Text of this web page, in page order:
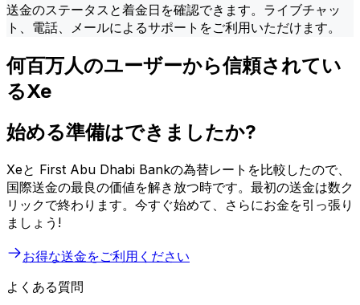
送金のステータスと着金日を確認できます。ライブチャッ
ト、電話、メールによるサポートをご利用いただけます。
何百万人のユーザーから信頼されてい
るXe
始める準備はできましたか?
Xeと First Abu Dhabi Bankの為替レートを比較したので、
国際送金の最良の価値を解き放つ時です。最初の送金は数ク
リックで終わります。今すぐ始めて、さらにお金を引っ張り
ましょう!
お得な送金をご利用ください
よくある質問